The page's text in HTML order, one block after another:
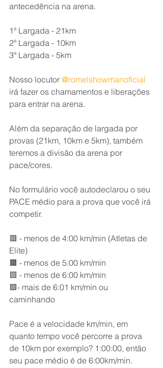
antecedência na arena.
1ª Largada - 21km
2ª Largada - 10km
3ª Largada - 5km
Nosso locutor @romelshowmanoficial
irá fazer os chamamentos e liberações
para entrar na arena.
Além da separação de largada por
provas (21km, 10km e 5km), também
teremos a divisão da arena por
pace/cores.
No formulário você autodeclarou o seu
PACE médio para a prova que você irá
competir.
🟥 - menos de 4:00 km/min (Atletas de
Elite)
🟧 - menos de 5:00 km/min
🟦 - menos de 6:00 km/min
🟩- mais de 6:01 km/min ou
caminhando
Pace é a velocidade km/min, em
quanto tempo você percorre a prova
de 10km por exemplo? 1:00:00, então
seu pace médio é de 6:00km/min.